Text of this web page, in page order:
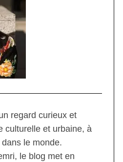
regard curieux et
culturelle et urbaine, à
le monde.
le blog met en